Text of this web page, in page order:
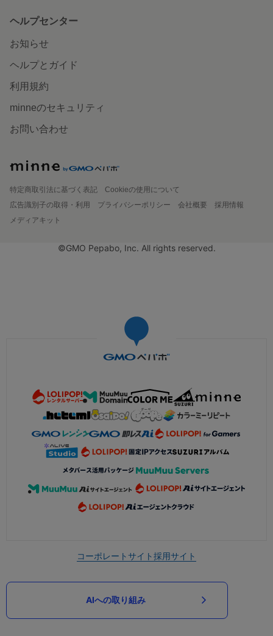
ヘルプセンター
お知らせ
ヘルプとガイド
利用規約
minneのセキュリティ
お問い合わせ
特定商取引法に基づく表記
Cookieの使用について
広告識別子の取得・利用
プライバシーポリシー 会社概要
採用情報
メディアキット
©GMO Pepabo, Inc. All rights reserved.
コーポレートサイト採用サイト
AIへの取り組み